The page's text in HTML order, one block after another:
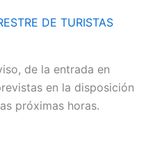
DE TURISTAS
de la entrada en
en la disposición
próximas horas.